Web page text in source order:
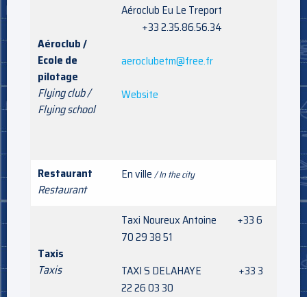
Aéroclub /
Ecole de
pilotage
Flying club /
Flying school
Aéroclub Eu Le Treport
+33 2.35.86.56.34
aeroclubetm@free.fr
Website
Restaurant
Restaurant
En ville/ In the city
Taxis
Taxis
Taxi Noureux Antoine +33 6
70 29 38 51
TAXI S DELAHAYE +33 3
22 26 03 30